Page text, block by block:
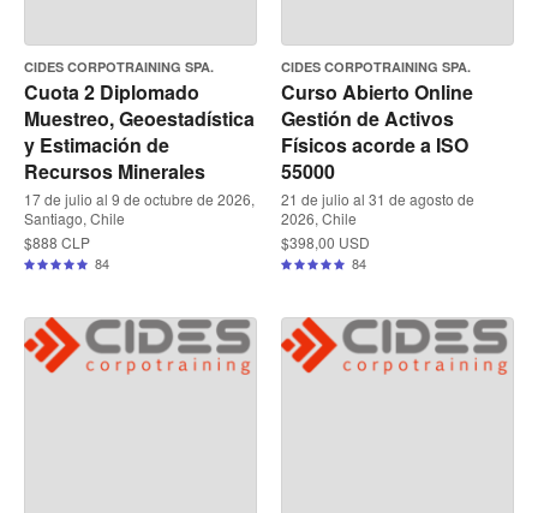
CIDES CORPOTRAINING SPA.
Cuota 2 Diplomado
Muestreo, Geoestadística
y Estimación de
Recursos Minerales
17 de julio al 9 de octubre de 2026,
Santiago, Chile
$888 CLP
84
CIDES CORPOTRAINING SPA.
Curso Abierto Online
Gestión de Activos
Físicos acorde a ISO
55000
21 de julio al 31 de agosto de
2026, Chile
$398,00 USD
84